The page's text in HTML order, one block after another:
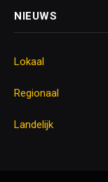
NIEUWS
Lokaal
Regionaal
Landelijk